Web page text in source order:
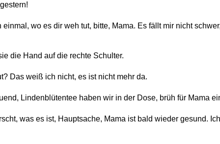
wo es dir weh tut, bitte, Mama. Es fällt mir nicht
die Hand auf die rechte Schulter.
Das weiß ich nicht, es ist nicht mehr da.
Lindenblütentee haben wir in der Dose, brüh für Mama
was es ist, Hauptsache, Mama ist bald wieder gesund.